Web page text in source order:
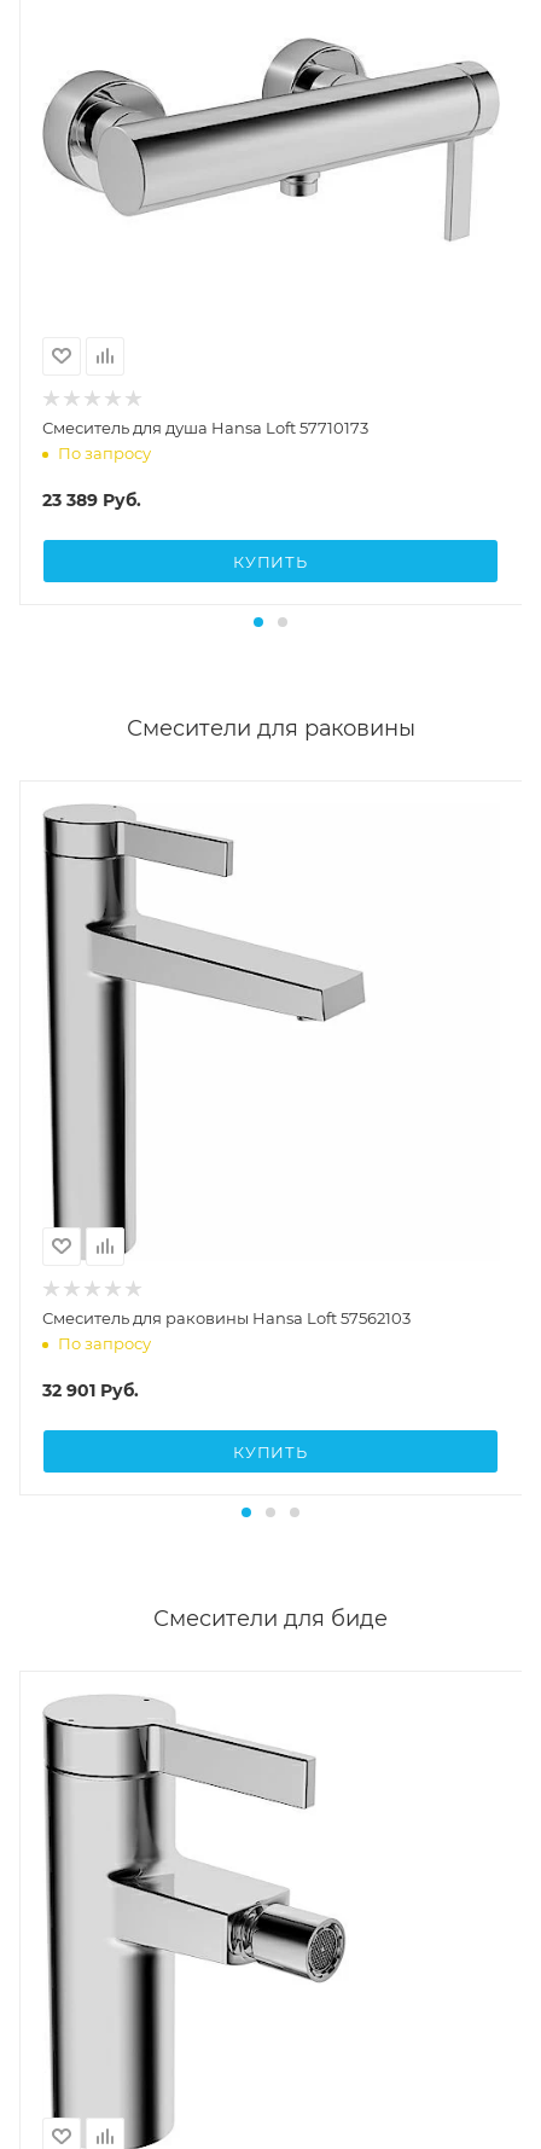
Смеситель для душа Hansa Loft 57710173
По запросу
23 389 Руб.
КУПИТЬ
Смесители для раковины
Смеситель для раковины Hansa Loft 57562103
По запросу
32 901 Руб.
КУПИТЬ
Смесители для биде